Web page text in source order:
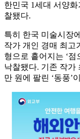
한민국 1세대 서양화
찰됐다.
특히 한국 미술시장
작가 개인 경매 최고
형으로 흩어지는 ‘점
낙찰됐다. 기존 작가
만 원에 팔린 ‘동풍’